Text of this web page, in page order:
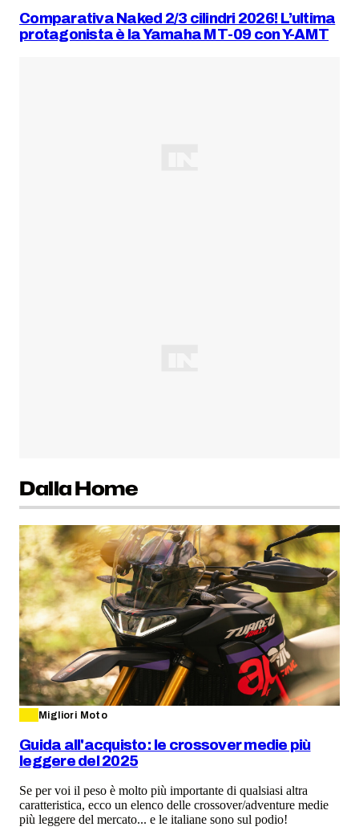
Comparativa Naked 2/3 cilindri 2026! L’ultima
protagonista è la Yamaha MT-09 con Y-AMT
Dalla Home
Migliori Moto
Guida all'acquisto: le crossover medie più
leggere del 2025
Se per voi il peso è molto più importante di qualsiasi altra
caratteristica, ecco un elenco delle crossover/adventure medie
più leggere del mercato... e le italiane sono sul podio!